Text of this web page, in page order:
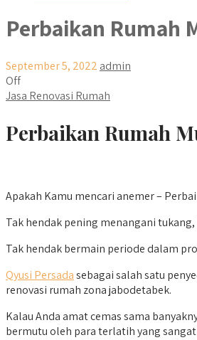
Perbaikan Rumah
September 5, 2022 admin
Off
Jasa Renovasi Rumah
Perbaikan Rumah
Apakah Kamu mencari anemer –
Tak hendak pening menangani
Tak hendak bermain periode dalam
Qyusi Persadasebagai salah satu
renovasi rumah zona jabodetabek.
Kalau Anda amat cemas sama
bermutu oleh para terlatih yang